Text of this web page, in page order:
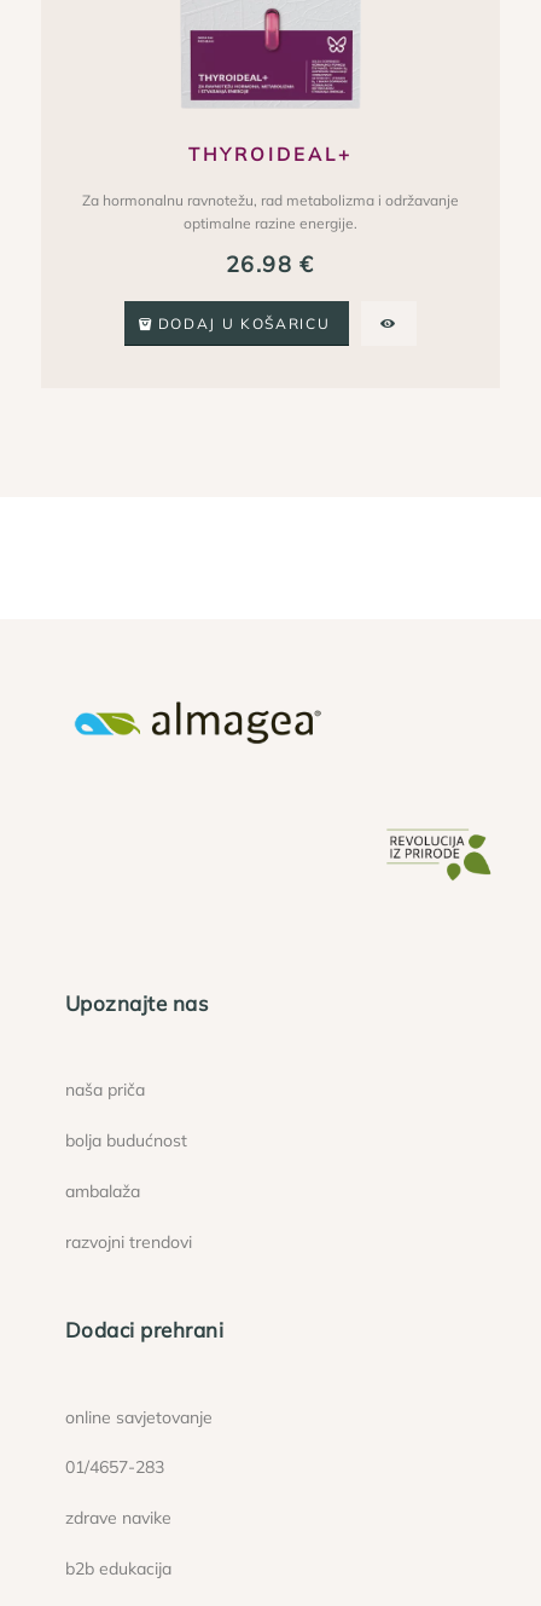
THYROIDEAL+
Za hormonalnu ravnotežu, rad metabolizma i održavanje
optimalne razine energije.
26.98€
DODAJ U KOŠARICU
Upoznajte nas
naša priča
bolja budućnost
ambalaža
razvojni trendovi
Dodaci prehrani
online savjetovanje
01/4657-283
zdrave navike
b2b edukacija